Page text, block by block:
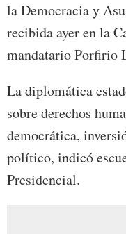
la Democracia y
recibida ayer en la
mandatario Porfirio
La diplomática
sobre derechos
democrática,
político, indicó
Presidencial.